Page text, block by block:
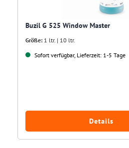
Buzil G 525 Window Master
Größe: 1 ltr. | 10 ltr.
Sofort verfügbar, Lieferzeit: 1-5 Tage
Details